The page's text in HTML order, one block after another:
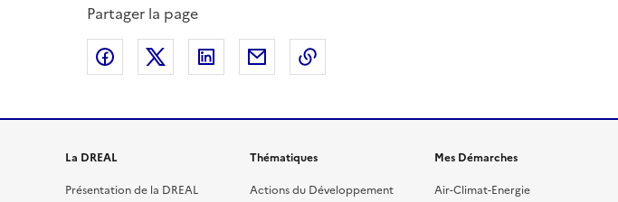
Partager la page
Partager sur Facebook
Partager sur XPartager sur LinkedIn
Partager par email
La DREAL
Présentation de la DREAL
Thématiques
Actions du Développement
Mes Démarches
Air-Climat-Energie